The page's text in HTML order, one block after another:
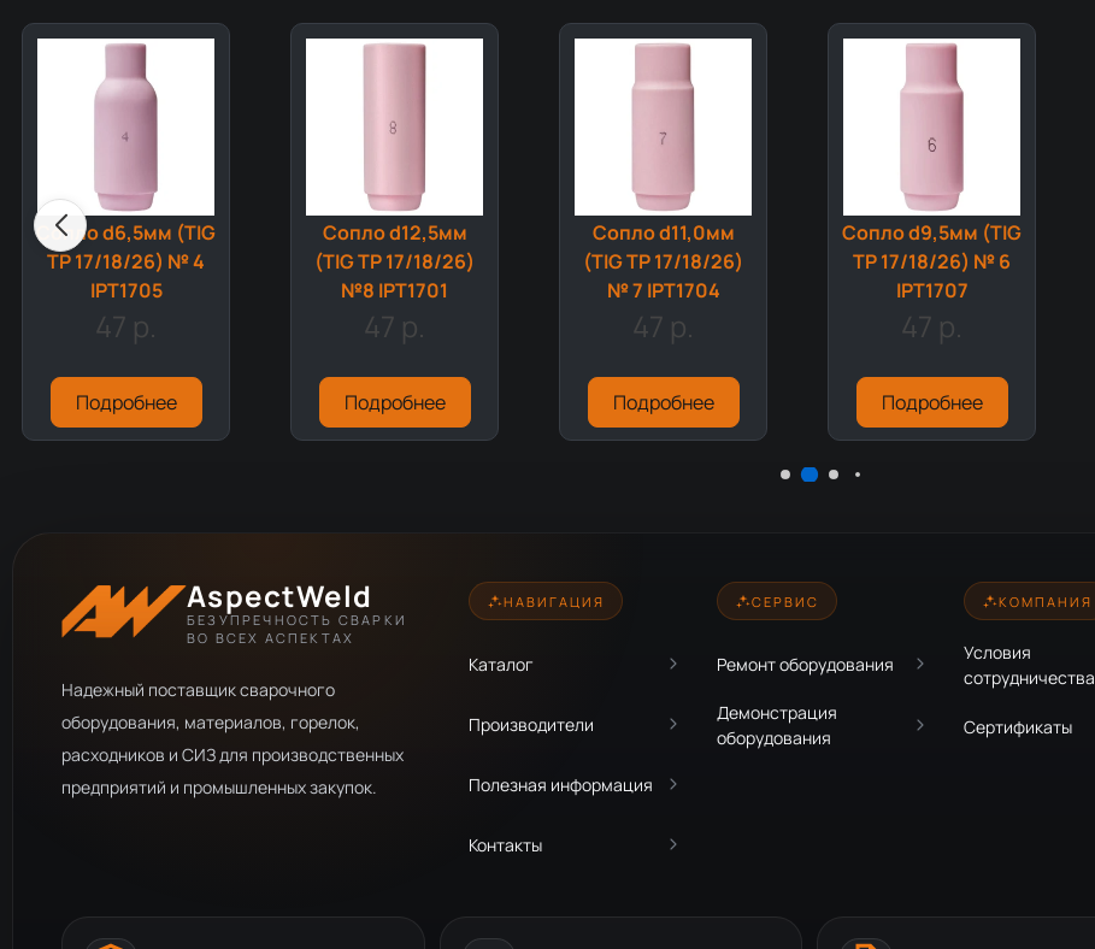
Сопло d6,5мм (TIG
TP 17/18/26) № 4
IPT1705
47 р.
Подробнее
Сопло d12,5мм
(TIG TP 17/18/26)
№8 IPT1701
47 р.
Подробнее
Сопло d11,0мм
(TIG TP 17/18/26)
№ 7 IPT1704
47 р.
Подробнее
Сопло d9,5мм (TIG
TP 17/18/26) № 6
IPT1707
47 р.
Подробнее
AspectWeld
БЕЗУПРЕЧНОСТЬ СВАРКИ
ВО ВСЕХ АСПЕКТАХ
Надежный поставщик сварочного
оборудования, материалов, горелок,
расходников и СИЗ для производственных
предприятий и промышленных закупок.
НАВИГАЦИЯ
Каталог
Производители
Полезная информация
Контакты
СЕРВИС
Ремонт оборудования
Демонстрация
оборудования
КОМПАНИЯ
Условия
сотрудничества
Сертификаты